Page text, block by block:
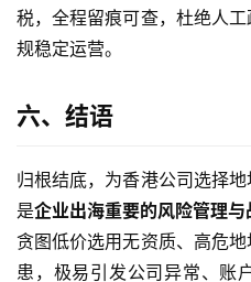
税，全程留痕可查，杜绝人
规稳定运营。
六、结语
归根结底，为香港公司选择
是企业出海重要的风险管理与
贪图低价选用无资质、高危
患，极易引发公司异常、账